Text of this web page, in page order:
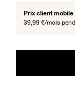
Prix client mobile
39,99 €/mois